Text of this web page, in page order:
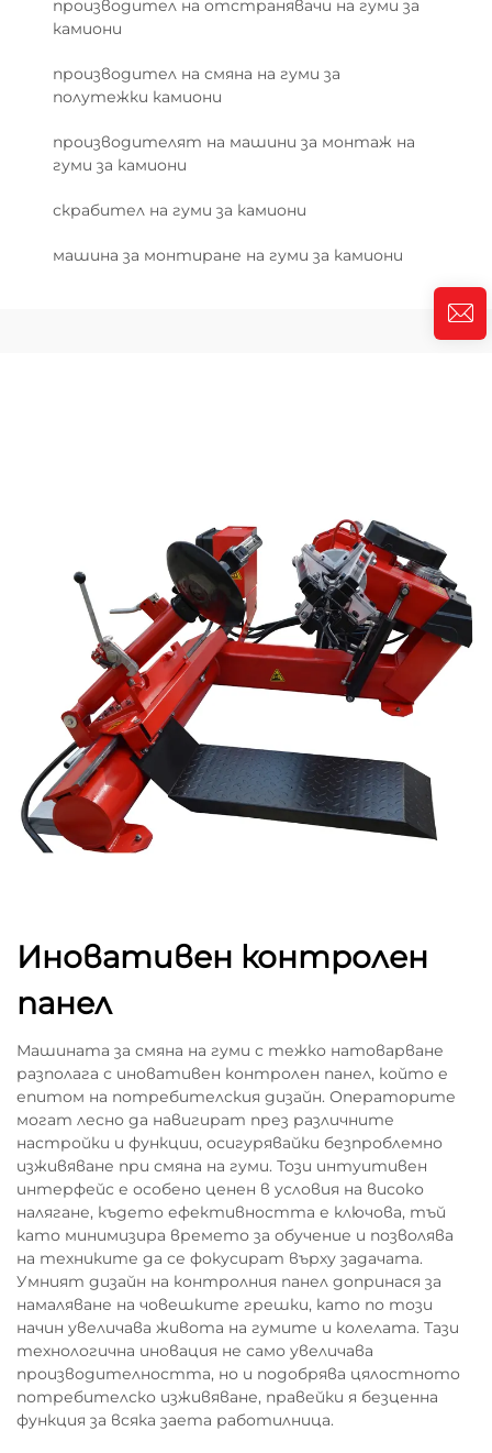
производител на отстранявачи на гуми за
камиони
производител на смяна на гуми за
полутежки камиони
производителят на машини за монтаж на
гуми за камиони
скрабител на гуми за камиони
машина за монтиране на гуми за камиони
Иновативен контролен
панел
Машината за смяна на гуми с тежко натоварване
разполага с иновативен контролен панел, който е
епитом на потребителския дизайн. Операторите
могат лесно да навигират през различните
настройки и функции, осигурявайки безпроблемно
изживяване при смяна на гуми. Този интуитивен
интерфейс е особено ценен в условия на високо
налягане, където ефективността е ключова, тъй
като минимизира времето за обучение и позволява
на техниките да се фокусират върху задачата.
Умният дизайн на контролния панел допринася за
намаляване на човешките грешки, като по този
начин увеличава живота на гумите и колелата. Тази
технологична иновация не само увеличава
производителността, но и подобрява цялостното
потребителско изживяване, правейки я безценна
функция за всяка заета работилница.